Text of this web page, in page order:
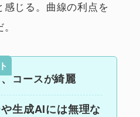
じる。曲線の利点を
コースが綺麗
生成AIには無理な